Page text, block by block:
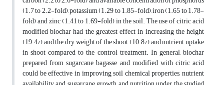
(1.7 to 2.2-fold), potassium (1.29 to 1.85-fold), iron (1.65 to 1.78-
fold) and zinc (1.41 to 1.69-fold) in the soil. The use of citric acid
modified biochar had the greatest effect in increasing the height
(19.4%) and the dry weight of the shoot (10.8%) and nutrient uptake
in shoot compared to the control treatment. In general, biochar
prepared from sugarcane bagasse and modified with citric acid
could be effective in improving soil chemical properties, nutrient